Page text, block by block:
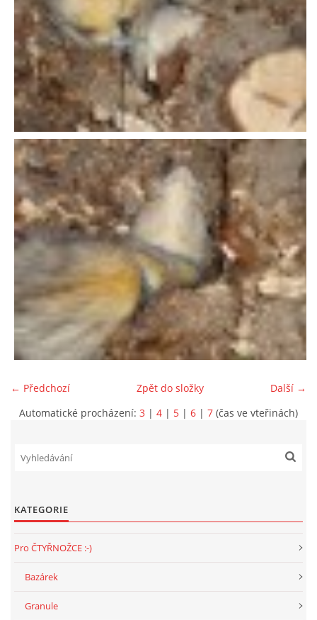
KONTAKT
JAK NÁM POMOCI
NAPSALI O NÁS
NATÁČENÍ V TELEVIZI
AKCE
SLUŽBY
HISTORIE - 2010 - 2020
JAK NÁM POMOCI - POMÁHAJÍ NÁM :-)
Fretky Boleslav, z.s.
Trnová 15
© 2026 eStránky.cz
← Předchozí Další →
Zpět do složky
Automatické procházení: 3 | 4 | 5 | 6 | 7 (čas ve vteřinách)
KATEGORIE
Pro ČTYŘNOŽCE :-)
Bazárek
Granule